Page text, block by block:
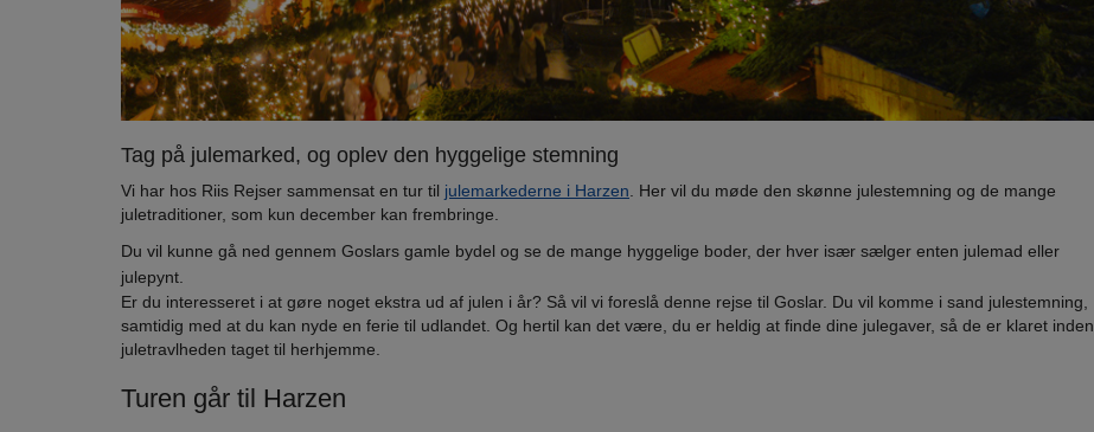
Tag på julemarked, og oplev den hyggelige stemning
Vi har hos Riis Rejser sammensat en tur til julemarkederne i Harzen . Her vil du møde den skønne julestemning og de mange
juletraditioner, som kun december kan frembringe.
Du vil kunne gå ned gennem Goslars gamle bydel og se de mange hyggelige boder, der hver især sælger enten julemad eller
julepynt.
Er du interesseret i at gøre noget ekstra ud af julen i år? Så vil vi foreslå denne rejse til Goslar. Du vil komme i sand julestemning,
samtidig med at du kan nyde en ferie til udlandet. Og hertil kan det være, du er heldig at finde dine julegaver, så de er klaret inden
juletravlheden taget til herhjemme.
Turen går til Harzen